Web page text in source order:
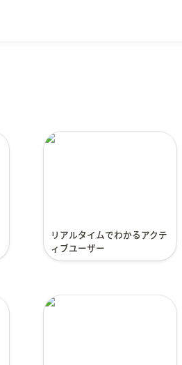
リアルタイムでわかるア
リアルタイムでわかるアクテ
ィブユーザー
チャットツールを利用し